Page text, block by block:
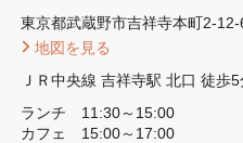
東京都武蔵野市吉祥寺本町2-
地図を見る
ＪＲ中央線 吉祥寺駅 北口 徒
ランチ　11:30～15:00
カフェ　15:00～17:00